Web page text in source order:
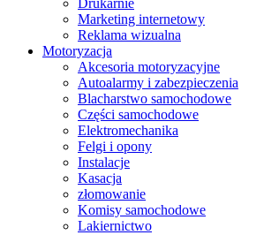
Drukarnie
Marketing internetowy
Reklama wizualna
Motoryzacja
Akcesoria motoryzacyjne
Autoalarmy i zabezpieczenia
Blacharstwo samochodowe
Części samochodowe
Elektromechanika
Felgi i opony
Instalacje
Kasacja
złomowanie
Komisy samochodowe
Lakiernictwo